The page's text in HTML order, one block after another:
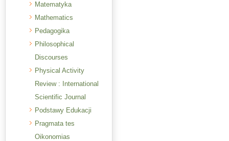
Matematyka
Mathematics
Pedagogika
Philosophical
Discourses
Physical Activity
Review : International
Scientific Journal
Podstawy Edukacji
Pragmata tes
Oikonomias